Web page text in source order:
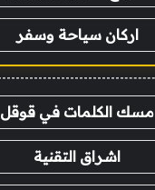
اركان سياحة وسفر
مسك الكلمات في قوقل
اشراق التقنية